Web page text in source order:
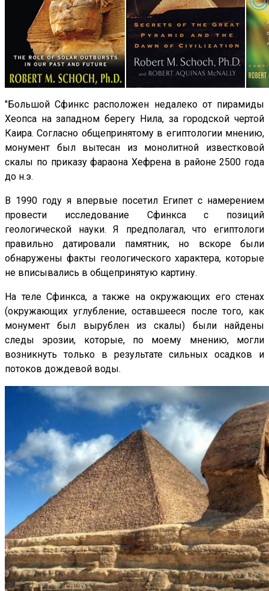
"Большой Сфинкс расположен недалеко от пирамиды
Хеопса на западном берегу Нила, за городской чертой
Каира. Согласно общепринятому в египтологии мнению,
монумент был вытесан из монолитной известковой
скалы по приказу фараона Хефрена в районе 2500 года
до н.э.
В 1990 году я впервые посетил Египет с намерением
провести исследование Сфинкса с позиций
геологической науки. Я предполагал, что египтологи
правильно датировали памятник, но вскоре были
обнаружены факты геологического характера, которые
не вписывались в общепринятую картину.
На теле Сфинкса, а также на окружающих его стенах
(окружающих углубление, оставшееся после того, как
монумент был вырублен из скалы) были найдены
следы эрозии, которые, по моему мнению, могли
возникнуть только в результате сильных осадков и
потоков дождевой воды.